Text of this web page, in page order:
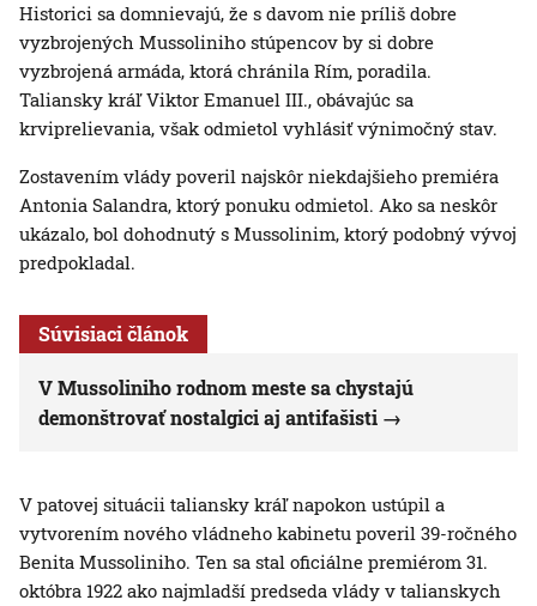
Historici sa domnievajú, že s davom nie príliš dobre
vyzbrojených Mussoliniho stúpencov by si dobre
vyzbrojená armáda, ktorá chránila Rím, poradila.
Taliansky kráľ Viktor Emanuel III., obávajúc sa
krviprelievania, však odmietol vyhlásiť výnimočný stav.
Zostavením vlády poveril najskôr niekdajšieho premiéra
Antonia Salandra, ktorý ponuku odmietol. Ako sa neskôr
ukázalo, bol dohodnutý s Mussolinim, ktorý podobný vývoj
predpokladal.
Súvisiaci článok
V Mussoliniho rodnom meste sa chystajú
demonštrovať nostalgici aj antifašisti
V patovej situácii taliansky kráľ napokon ustúpil a
vytvorením nového vládneho kabinetu poveril 39-ročného
Benita Mussoliniho. Ten sa stal oficiálne premiérom 31.
októbra 1922 ako najmladší predseda vlády v talianskych